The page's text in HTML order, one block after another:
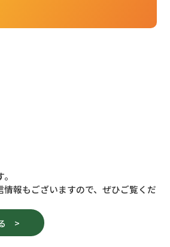
報もございますので、ぜひご覧くだ